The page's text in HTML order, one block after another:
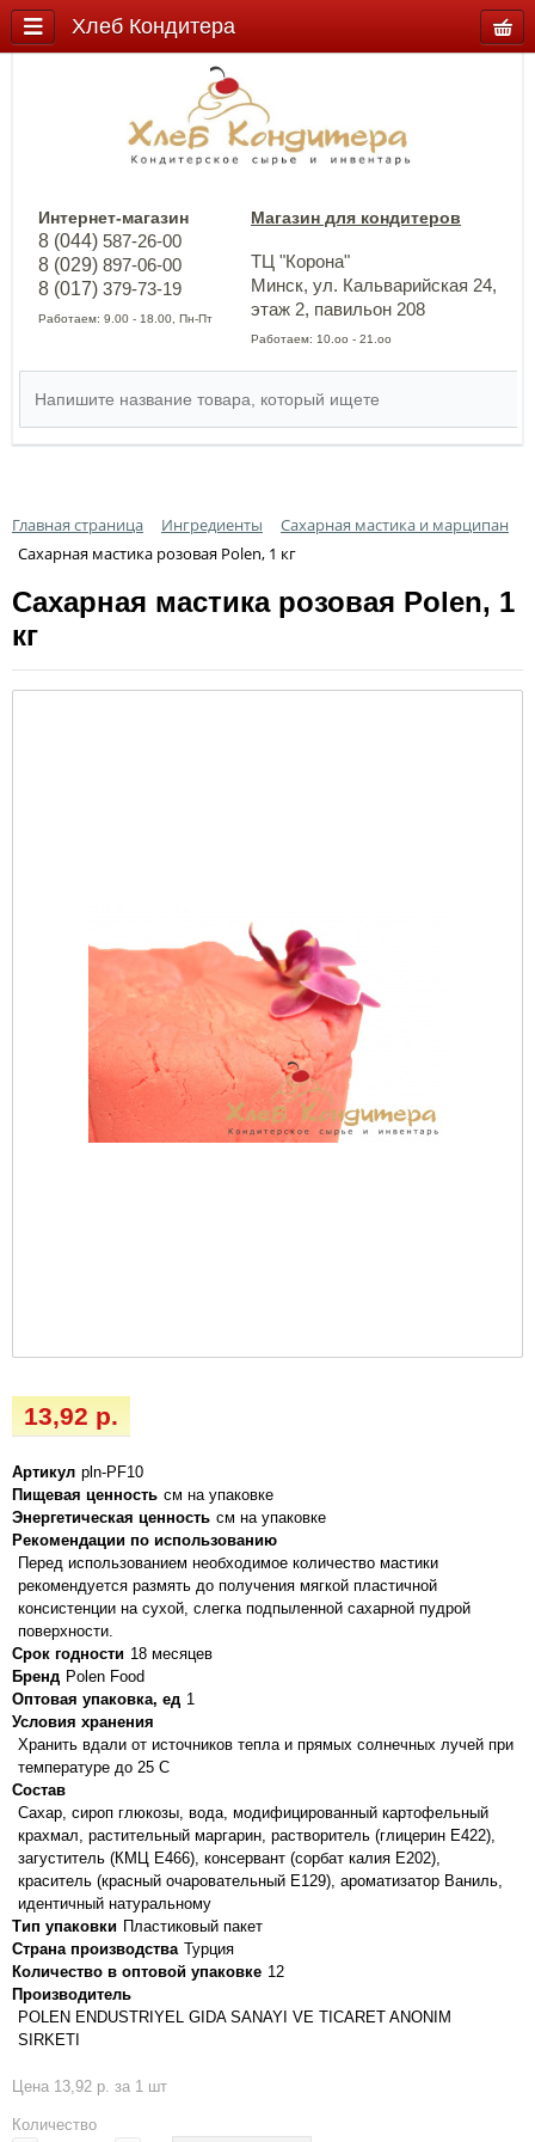
Интернет-магазин
8 (044) 587-26-00
8 (029) 897-06-00
8 (017) 379-73-19
Работаем: 9.00 - 18.00, Пн-Пт
Магазин для кондитеров
ТЦ "Корона"
Минск, ул. Кальварийская 24,
этаж 2, павильон 208
Работаем: 10.оо - 21.оо
Главная страница Ингредиенты
Сахарная мастика и марципан
Сахарная мастика розовая Polen, 1 кг
Сахарная мастика розовая Polen, 1
кг
13,92 р.
Артикул pln-PF10
Пищевая ценность см на упаковке
Энергетическая ценность см на упаковке
Рекомендации по использованию
Перед использованием необходимое количество мастики
рекомендуется размять до получения мягкой пластичной
консистенции на сухой, слегка подпыленной сахарной пудрой
поверхности.
Срок годности 18 месяцев
Бренд Polen Food
Оптовая упаковка, ед 1
Условия хранения
Хранить вдали от источников тепла и прямых солнечных лучей при
температуре до 25 С
Состав
Сахар, сироп глюкозы, вода, модифицированный картофельный
крахмал, растительный маргарин, растворитель (глицерин E422),
загуститель (КМЦ E466), консервант (сорбат калия Е202),
краситель (красный очаровательный E129), ароматизатор Ваниль,
идентичный натуральному
Тип упаковки Пластиковый пакет
Страна производства Турция
Количество в оптовой упаковке 12
Производитель
POLEN ENDUSTRIYEL GIDA SANAYI VE TICARET ANONIM
SIRKETI
Цена 13,92 р. за 1 шт
Количество
Хлеб Кондитера